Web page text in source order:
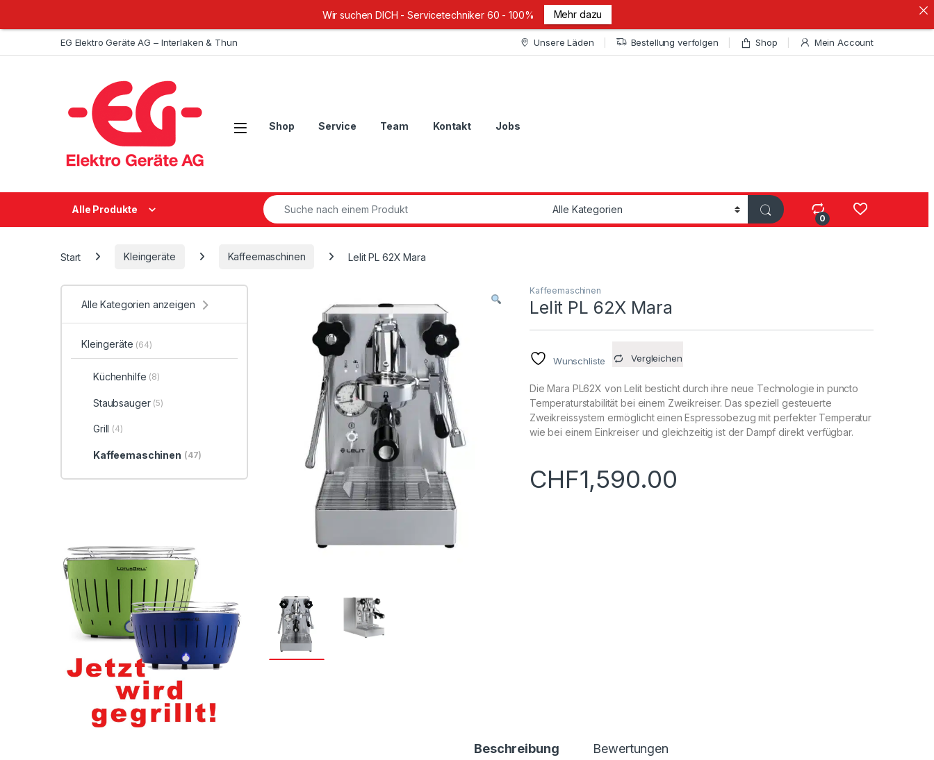
EG Elektro Geräte AG – Interlaken & Thun Unsere Läden Bestellung verfolgen Shop Mein Account
Open Shop Service Team Kontakt Jobs
Alle Produkte
Suche nach:
0
Start Kleingeräte Kaffeemaschinen Lelit PL 62X Mara
Kaffeemaschinen
Lelit PL 62X Mara
Wunschliste Vergleichen
Die Mara PL62X von Lelit besticht durch ihre neue Technologie in puncto
Temperaturstabilität bei einem Zweikreiser. Das speziell gesteuerte
Zweikreissystem ermöglicht einen Espressobezug mit perfekter Temperatur
wie bei einem Einkreiser und gleichzeitig ist der Dampf direkt verfügbar.
CHF1,590.00
Beschreibung Bewertungen
Alle Kategorien anzeigen
Kleingeräte (64)
Küchenhilfe (8)
Staubsauger (5)
Grill (4)
Kaffeemaschinen (47)
Wir suchen DICH - Servicetechniker 60 - 100% Mehr dazu